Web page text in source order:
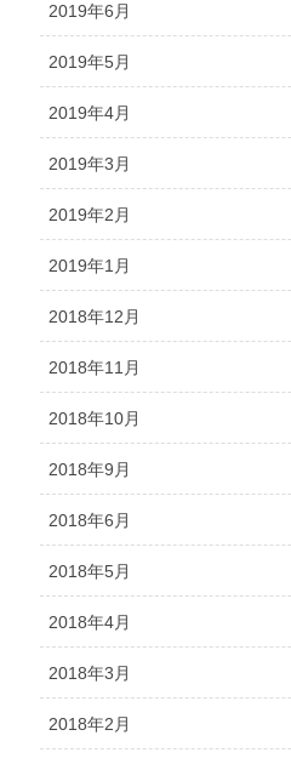
2019年6月
2019年5月
2019年4月
2019年3月
2019年2月
2019年1月
2018年12月
2018年11月
2018年10月
2018年9月
2018年6月
2018年5月
2018年4月
2018年3月
2018年2月